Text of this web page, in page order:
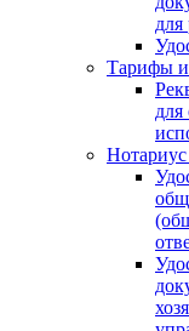
для
Тарифы
для
Нотариус